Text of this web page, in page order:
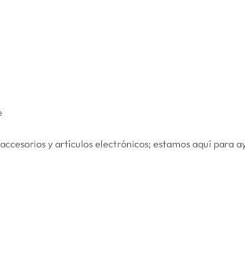
y artículos electrónicos; estamos aquí para